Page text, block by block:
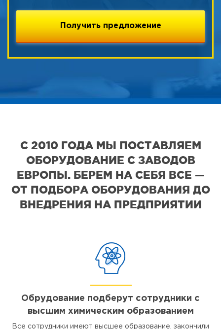
С 2010 ГОДА МЫ ПОСТАВЛЯЕМ
ОБОРУДОВАНИЕ С ЗАВОДОВ
ЕВРОПЫ. БЕРЕМ НА СЕБЯ ВСЕ —
ОТ ПОДБОРА ОБОРУДОВАНИЯ ДО
ВНЕДРЕНИЯ НА ПРЕДПРИЯТИИ
Обрудование подберут сотрудники с
высшим химическим образованием
Все сотрудники имеют высшее образование, закончили